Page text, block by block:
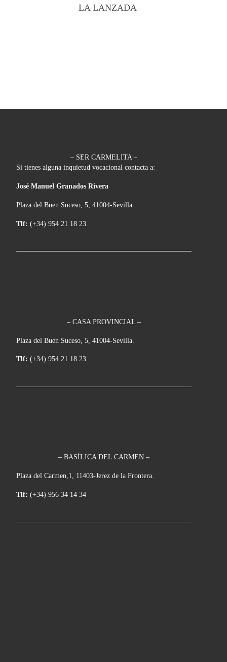
LA LANZADA
– SER CARMELITA –
Si tienes alguna inquietud vocacional contacta a:
José Manuel Granados Rivera
Plaza del Buen Suceso, 5, 41004-Sevilla.
Tlf: (+34) 954 21 18 23
– CASA PROVINCIAL –
Plaza del Buen Suceso, 5, 41004-Sevilla.
Tlf: (+34) 954 21 18 23
– BASÍLICA DEL CARMEN –
Plaza del Carmen,1, 11403-Jerez de la Frontera.
Tlf: (+34) 956 34 14 34